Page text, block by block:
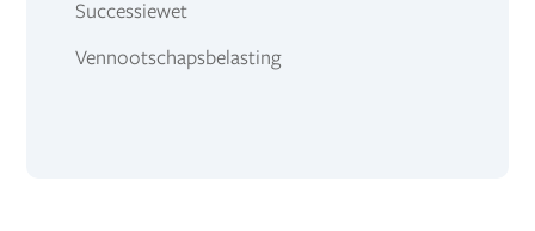
Successiewet
Vennootschapsbelasting